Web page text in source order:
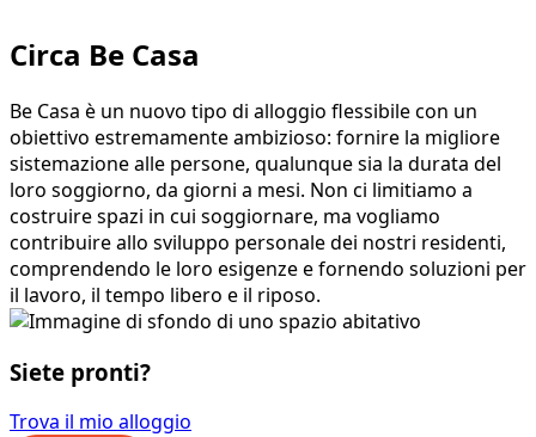
Circa Be Casa
Be Casa è un nuovo tipo di alloggio flessibile con un
obiettivo estremamente ambizioso: fornire la migliore
sistemazione alle persone, qualunque sia la durata del
loro soggiorno, da giorni a mesi. Non ci limitiamo a
costruire spazi in cui soggiornare, ma vogliamo
contribuire allo sviluppo personale dei nostri residenti,
comprendendo le loro esigenze e fornendo soluzioni per
il lavoro, il tempo libero e il riposo.
Siete pronti?
Trova il mio alloggio